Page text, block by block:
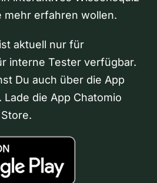
mehr erfahren wollen.
aktuell nur für
interne Tester verfügbar.
Du auch über die App
Lade die App Chatomio